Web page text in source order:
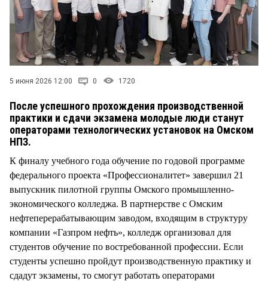
5 июня 2026 12:00 0 1720
После успешного прохождения производственной
практики и сдачи экзамена молодые люди станут
операторами технологических установок на Омском
НПЗ.
К финалу учебного года обучение по годовой программе
федерального проекта «Профессионалитет» завершил 21
выпускник пилотной группы Омского промышленно-
экономического колледжа. В партнерстве с Омским
нефтеперерабатывающим заводом, входящим в структуру
компании «Газпром нефть», колледж организовал для
студентов обучение по востребованной профессии. Если
студенты успешно пройдут производственную практику и
сдадут экзамены, то смогут работать операторами